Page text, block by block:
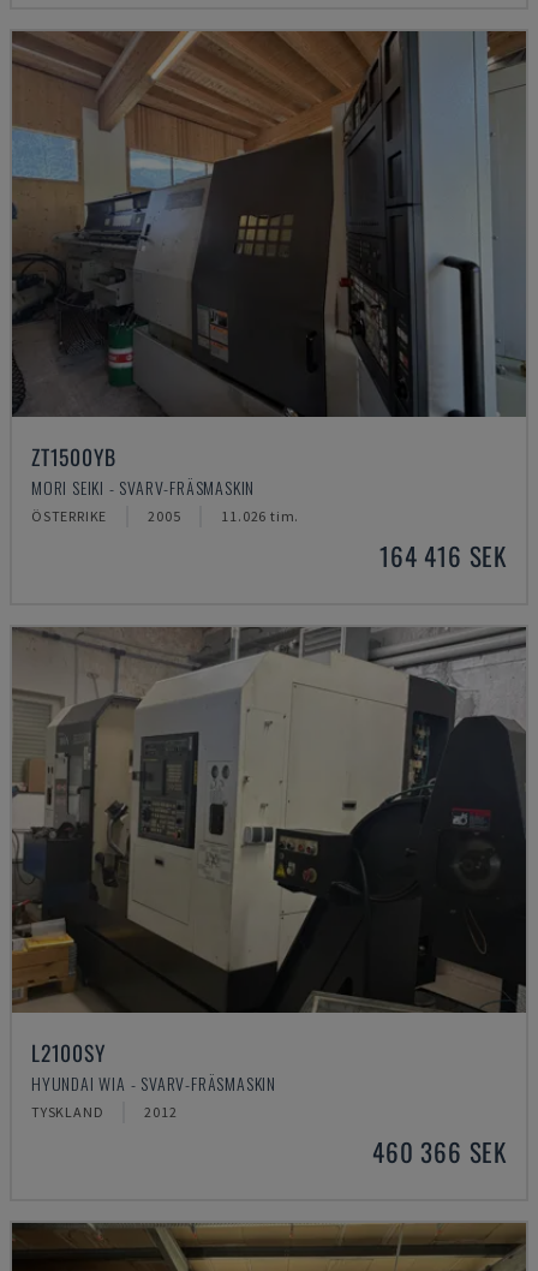
ZT1500YB
MORI SEIKI - SVARV-FRÄSMASKIN
ÖSTERRIKE 2005 11.026 tim.
164 416 SEK
L2100SY
HYUNDAI WIA - SVARV-FRÄSMASKIN
TYSKLAND 2012
460 366 SEK